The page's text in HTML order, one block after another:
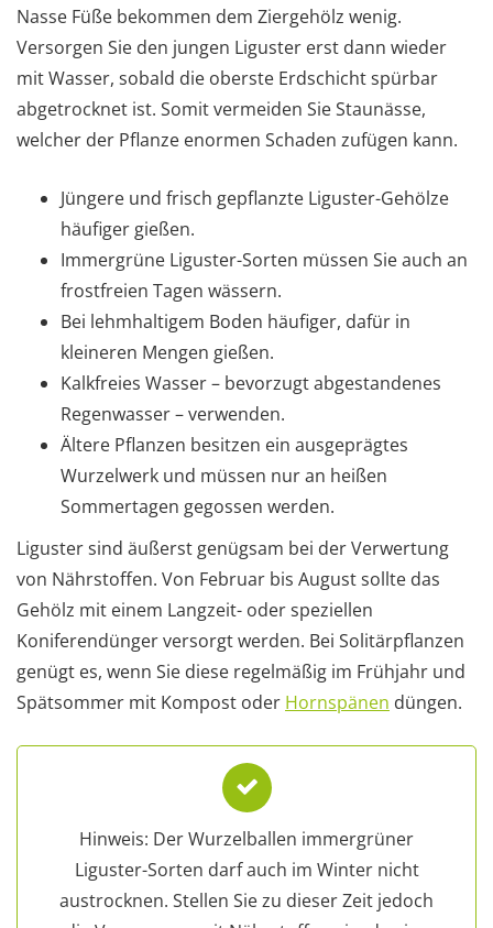
Nasse Füße bekommen dem Ziergehölz wenig.
Versorgen Sie den jungen Liguster erst dann wieder
mit Wasser, sobald die oberste Erdschicht spürbar
abgetrocknet ist. Somit vermeiden Sie Staunässe,
welcher der Pflanze enormen Schaden zufügen kann.
Jüngere und frisch gepflanzte Liguster-Gehölze
häufiger gießen.
Immergrüne Liguster-Sorten müssen Sie auch an
frostfreien Tagen wässern.
Bei lehmhaltigem Boden häufiger, dafür in
kleineren Mengen gießen.
Kalkfreies Wasser – bevorzugt abgestandenes
Regenwasser – verwenden.
Ältere Pflanzen besitzen ein ausgeprägtes
Wurzelwerk und müssen nur an heißen
Sommertagen gegossen werden.
Liguster sind äußerst genügsam bei der Verwertung
von Nährstoffen. Von Februar bis August sollte das
Gehölz mit einem Langzeit- oder speziellen
Koniferendünger versorgt werden. Bei Solitärpflanzen
genügt es, wenn Sie diese regelmäßig im Frühjahr und
Spätsommer mit Kompost oder Hornspänen düngen.
Hinweis: Der Wurzelballen immergrüner
Liguster-Sorten darf auch im Winter nicht
austrocknen. Stellen Sie zu dieser Zeit jedoch